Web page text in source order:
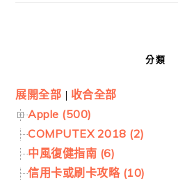
分類
展開全部 | 收合全部
Apple (500)
COMPUTEX 2018 (2)
中風復健指南 (6)
信用卡或刷卡攻略 (10)